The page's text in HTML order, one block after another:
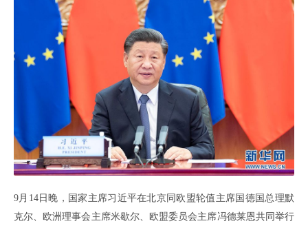
9月14日晚，国家主席习近平在北京同欧盟轮值主席国德国总理默
克尔、欧洲理事会主席米歇尔、欧盟委员会主席冯德莱恩共同举行